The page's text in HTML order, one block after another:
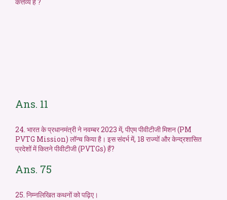
Ans. 11
24. भारत के प्रधानमंत्री ने नवम्बर 2023 में, पीएम पीवीटीजी मिशन (PM
PVTG Mission) लॉन्च किया है। इस संदर्भ में, 18 राज्यों और केन्द्रशासित
प्रदेशों में कितने पीवीटीजी (PVTGs) हैं?
Ans. 75
25. निम्नलिखित कथनों को पढ़िए।